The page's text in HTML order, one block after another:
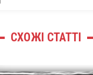
СХОЖІ СТАТТІ